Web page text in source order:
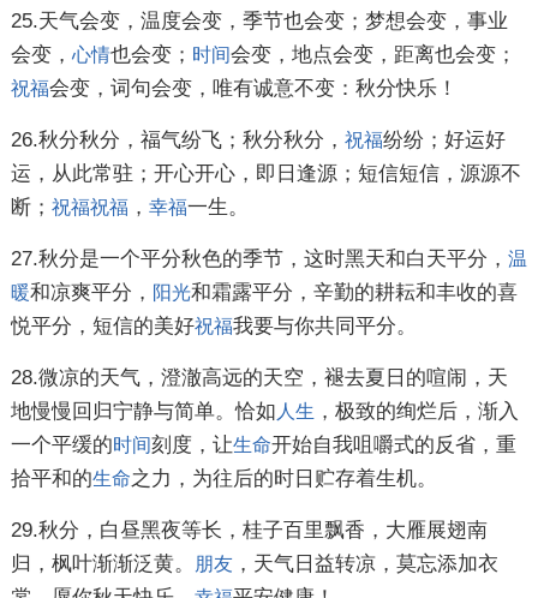
25.天气会变，温度会变，季节也会变；梦想会变，事业
会变， 心情也会变； 时间会变，地点会变，距离也会变；
祝福会变，词句会变，唯有诚意不变：秋分快乐！
26.秋分秋分，福气纷飞；秋分秋分， 祝福纷纷；好运好
运，从此常驻；开心开心，即日逢源；短信短信，源源不
断； 祝福祝福， 幸福一生。
27.秋分是一个平分秋色的季节，这时黑天和白天平分， 温
暖和凉爽平分， 阳光和霜露平分，辛勤的耕耘和丰收的喜
悦平分，短信的美好祝福我要与你共同平分。
28.微凉的天气，澄澈高远的天空，褪去夏日的喧闹，天
地慢慢回归宁静与简单。恰如 人生 ，极致的绚烂后，渐入
一个平缓的时间刻度，让生命开始自我咀嚼式的反省，重
拾平和的生命之力，为往后的时日贮存着生机。
29.秋分，白昼黑夜等长，桂子百里飘香，大雁展翅南
归，枫叶渐渐泛黄。
朋友，天气日益转凉，莫忘添加衣